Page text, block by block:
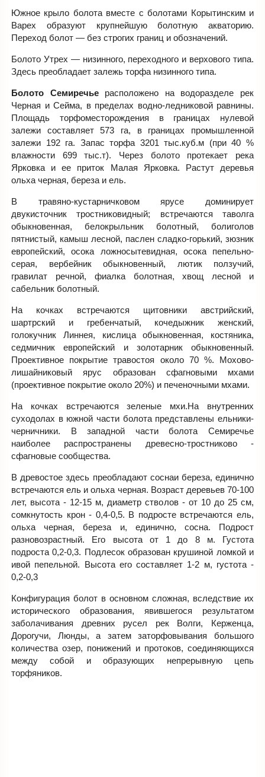
Южное крыло болота вместе с болотами Корытинским и
Варех образуют крупнейшую болотную акваторию.
Переход болот — без строгих границ и обозначений.
Болото Утрех — низинного, переходного и верхового типа.
Здесь преобладает залежь торфа низинного типа.
Болото Семиречьерасположено на водоразделе рек
Черная и Сейма, в пределах водно-ледниковой равнины.
Площадь торфоместорождения в границах нулевой
залежи составляет 573 га, в границах промышленной
залежи 192 га. Запас торфа 3201 тыс.куб.м (при 40 %
влажности 699 тыс.т). Через болото протекает река
Ярковка и ее приток Малая Ярковка. Растут деревья
ольха черная, береза и ель.
В травяно-кустарничковом ярусе доминирует
двукисточник тростниковидный; встречаются таволга
обыкновенная, белокрыльник болотный, болиголов
пятнистый, камыш лесной, паслен сладко-горький, зюзник
европейский, осока ложносытевидная, осока пепельно-
серая, вербейник обыкновенный, лютик ползучий,
гравилат речной, фиалка болотная, хвощ лесной и
сабельник болотный.
На кочках встречаются щитовники австрийский,
шартрский и гребенчатый, кочедыжник женский,
голокучник Линнея, кислица обыкновенная, костяника,
седмичник европейский и золотарник обыкновенный.
Проективное покрытие травостоя около 70 %. Мохово-
лишайниковый ярус образован сфагновыми мхами
(проективное покрытие около 20%) и печеночными мхами.
На кочках встречаются зеленые мхи.На внутренних
суходолах в южной части болота представлены ельники-
черничники. В западной части болота Семиречье
наиболее распространены древесно-тростниково -
сфагновые сообщества.
В древостое здесь преобладают соснаи береза, единично
встречаются ель и ольха черная. Возраст деревьев 70-100
лет, высота - 12-15 м, диаметр стволов - от 10 до 25 см,
сомкнутость крон - 0,4-0,5. В подросте встречаются ель,
ольха черная, береза и, единично, сосна. Подрост
разновозрастный. Его высота от 1 до 8 м. Густота
подроста 0,2-0,3. Подлесок образован крушиной ломкой и
ивой пепельной. Высота его составляет 1-2 м, густота -
0,2-0,3
Конфигурация болот в основном сложная, вследствие их
исторического образования, явившегося результатом
заболачивания древних русел рек Волги, Керженца,
Дорогучи, Люнды, а затем заторфовывания большого
количества озер, понижений и протоков, соединяющихся
между собой и образующих непрерывную цепь
торфяников.